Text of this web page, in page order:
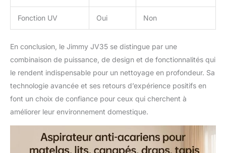
Fonction UV Oui Non
En conclusion, le Jimmy JV35 se distingue par une
combinaison de puissance, de design et de fonctionnalités qui
le rendent indispensable pour un nettoyage en profondeur. Sa
technologie avancée et ses retours d’expérience positifs en
font un choix de confiance pour ceux qui cherchent à
améliorer leur environnement domestique.